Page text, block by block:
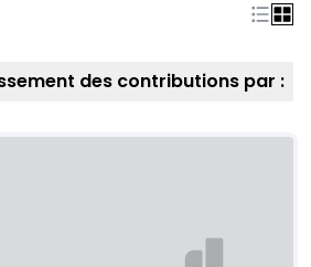
des contributions par :